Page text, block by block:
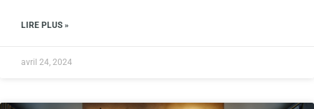
LIRE PLUS »
avril 24, 2024